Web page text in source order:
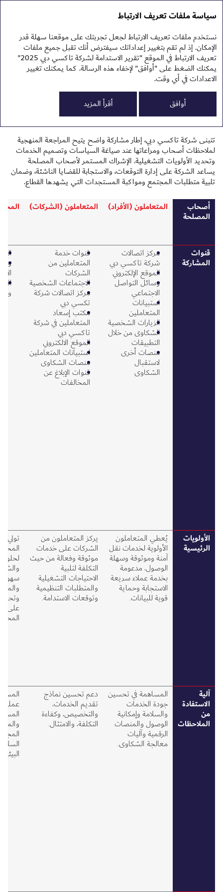
التقرير السنوي 2025
تقرير الاستدامة 2025
إشراك أصحاب المصلحة
تقيم شركة تاكسي دبي حوارًا مستمرًا مع أصحاب المصلحة
يمكن التواصل الشفاف ويضمن مراعاة ملاحظات أصحاب
المصلحة عند اتخاذ القرار.
تتبنى شركة تاكسي دبي، إطار مشاركة واضح يتيح المراجعة المنهجية
لملاحظات أصحاب ومراعاتها عند صياغة السياسات وتصميم الخدمات
وتحديد الأولويات التشغيلية. الإشراك المستمر لأصحاب المصلحة
يساعد الشركة على إدارة التوقعات، والاستجابة للقضايا الناشئة، وضمان
تلبية متطلبات المجتمع ومواكبة المستجدات التي يشهدها القطاع.
أصحاب
المصلحة
المتعاملون (الأفراد) المتعاملون (الشركات)
قنوات
المشاركة
مركز اتصالات
شركة تاكسي دبي
الموقع الإلكتروني
وسائل التواصل
الاجتماعي
استبيانات
المتعاملين
الزيارات الشخصية
الشكاوى من خلال
التطبيقات
منصات أخرى
لاستقبال
الشكاوى
قنوات خدمة
المتعاملين من
الشركات
الاجتماعات الشخصية
مركز اتصالات شركة
تكسي دبي
مكتب إسعاد
المتعاملين في شركة
تاكسي دبي
الموقع الالكتروني
استبيانات المتعاملين
منصات الشكاوى
قنوات الإبلاغ عن
المخالفات
الأولويات
الرئيسية
يُعطي المتعاملون
الأولوية لخدمات نقل
آمنة وموثوقة وسهلة
الوصول، مدعومة
بخدمة عملاء سريعة
الاستجابة وحماية
قوية للبيانات.
يركز المتعاملون من
الشركات على خدمات
موثوقة وفعالة من حيث
التكلفة لتلبية
الاحتياجات التشغيلية
والمتطلبات التنظيمية
وتوقعات الاستدامة.
تولي
لحلول
على
آلية
الاستفادة
من
الملاحظات
المساهمة في تحسين
جودة الخدمات
والسلامة وإمكانية
الوصول والمنصات
الرقمية وآليات
معالجة الشكاوى.
دعم تحسين نماذج
تقديم الخدمات،
والتخصيص، وكفاءة
التكلفة، والامتثال.
البيئية.
سياسة ملفات تعريف الارتباط
نستخدم ملفات تعريف الارتباط لجعل تجربتك على موقعنا سهلة قدر
الإمكان. إذ لم تقم بتغيير إعداداتك سيفترض أنك تقبل جميع ملفات
تعريف الارتباط في الموقع "تقرير الاستدامة لشركة تاكسي دبي 2025"
يمكنك الضغط على "أوافق" لإخفاء هذه الرسالة. كما يمكنك تغيير
الاعدادات في أي وقت.
أوافق
أقرأ المزيد